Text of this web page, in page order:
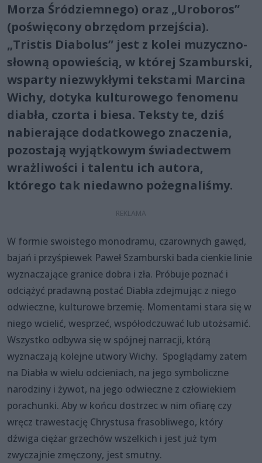
Morza Śródziemnego) oraz „Uroboros”
(poświęcony obrzędom przejścia).
„Tristis Diabolus” jest z kolei muzyczno-
słowną opowieścią, w której Szamburski,
wsparty niezwykłymi tekstami Marcina
Wichy, dotyka kulturowego fenomenu
diabła, czorta i biesa. Teksty te, dziś
nabierające dodatkowego znaczenia,
pozostają wyjątkowym świadectwem
wrażliwości i talentu ich autora,
którego tak niedawno pożegnaliśmy.
W formie swoistego monodramu, czarownych gawęd,
bajań i przyśpiewek Paweł Szamburski bada cienkie linie
wyznaczające granice dobra i zła. Próbuje poznać i
odciążyć pradawną postać Diabła zdejmując z niego
odwieczne, kulturowe brzemię. Momentami stara się w
niego wcielić, wesprzeć, współodczuwać lub utożsamić.
Wszystko odbywa się w spójnej narracji, którą
wyznaczają kolejne utwory Wichy. Spoglądamy zatem
na Diabła w wielu odcieniach, na jego symboliczne
narodziny i żywot, na jego odwieczne z człowiekiem
porachunki. Aby w końcu dostrzec w nim ofiarę czy
wręcz trawestację Chrystusa frasobliwego, który
dźwiga ciężar grzechów wszelkich i jest już tym
zwyczajnie zmęczony, jest smutny.